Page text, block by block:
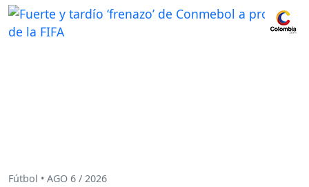
Fútbol • AGO 6 / 2026